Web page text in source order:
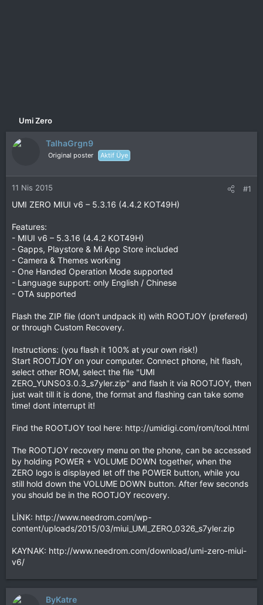
Umi Zero
TalhaGrgn9
Original poster Aktif Üye
11 Nis 2015 #1
UMI ZERO MIUI v6 – 5.3.16 (4.4.2 KOT49H)
Features:
- MIUI v6 – 5.3.16 (4.4.2 KOT49H)
- Gapps, Playstore & Mi App Store included
- Camera & Themes working
- One Handed Operation Mode supported
- Language support: only English / Chinese
- OTA supported
Flash the ZIP file (don't undpack it) with ROOTJOY (prefered)
or through Custom Recovery.
Instructions: (you flash it 100% at your own risk!)
Start ROOTJOY on your computer. Connect phone, hit flash,
select other ROM, select the file "UMI
ZERO_YUNSO3.0.3_s7yler.zip" and flash it via ROOTJOY, then
just wait till it is done, the format and flashing can take some
time! dont interrupt it!
Find the ROOTJOY tool here: http://umidigi.com/rom/tool.html
The ROOTJOY recovery menu on the phone, can be accessed
by holding POWER + VOLUME DOWN together, when the
ZERO logo is displayed let off the POWER button, while you
still hold down the VOLUME DOWN button. After few seconds
you should be in the ROOTJOY recovery.
LİNK: http://www.needrom.com/wp-
content/uploads/2015/03/miui_UMI_ZERO_0326_s7yler.zip
KAYNAK: http://www.needrom.com/download/umi-zero-miui-
v6/
ByKatre